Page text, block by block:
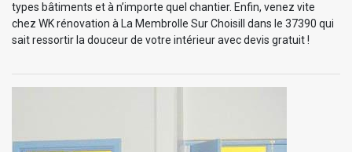
types bâtiments et à n’importe quel chantier. Enfin, venez vite
chez WK rénovation à La Membrolle Sur Choisill dans le 37390 qui
sait ressortir la douceur de votre intérieur avec devis gratuit !